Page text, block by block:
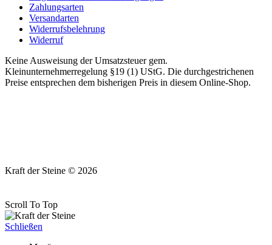
Zahlungsarten
Versandarten
Widerrufsbelehrung
Widerruf
Keine Ausweisung der Umsatzsteuer gem.
Kleinunternehmerregelung §19 (1) UStG. Die durchgestrichenen
Preise entsprechen dem bisherigen Preis in diesem Online-Shop.
Kraft der Steine © 2026
Scroll To Top
Schließen